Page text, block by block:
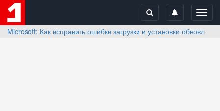
Microsoft: Как исправить ошибки загрузки и установки